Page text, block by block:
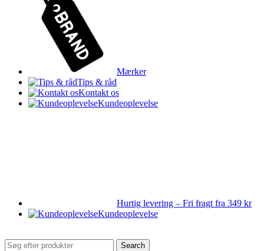
Mærker
Tips & råd
Kontakt os
Kundeoplevelse
Hurtig levering – Fri fragt fra 349 kr
Kundeoplevelse
Search